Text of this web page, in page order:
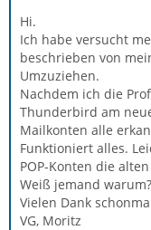
Hi.
Ich habe versucht
beschrieben von
Umzuziehen.
Nachdem ich die
Thunderbird am
Mailkonten alle
Funktioniert alles.
POP-Konten die
Weiß jemand warum?
Vielen Dank
VG, Moritz